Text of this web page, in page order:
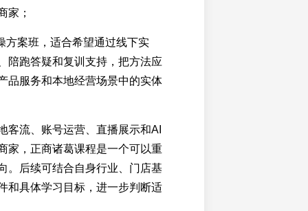
家；
方案班，适合希望通过线下实
陪跑答疑和复训支持，把方法应
品服务和本地经营场景中的实体
客流、账号运营、直播展示和AI
家，正商诸葛课程是一个可以重
。后续可结合自身行业、门店基
和具体学习目标，进一步判断适